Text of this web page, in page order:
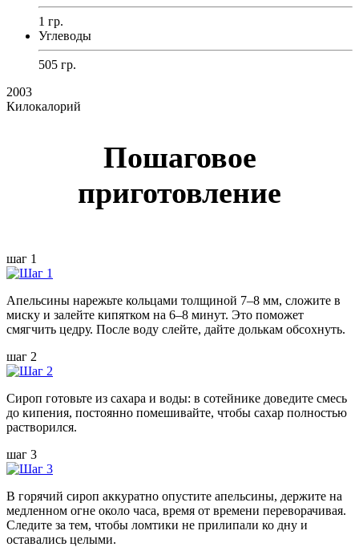
1 гр.
Углеводы
505 гр.
2003
Килокалорий
Пошаговое
приготовление
шаг 1
Апельсины нарежьте кольцами толщиной 7–8 мм, сложите в
миску и залейте кипятком на 6–8 минут. Это поможет
смягчить цедру. После воду слейте, дайте долькам обсохнуть.
шаг 2
Сироп готовьте из сахара и воды: в сотейнике доведите смесь
до кипения, постоянно помешивайте, чтобы сахар полностью
растворился.
шаг 3
В горячий сироп аккуратно опустите апельсины, держите на
медленном огне около часа, время от времени переворачивая.
Следите за тем, чтобы ломтики не прилипали ко дну и
оставались целыми.